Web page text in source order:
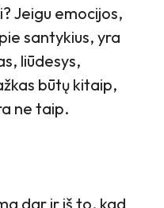
Jeigu emocijos,
santykius, yra
liūdesys,
būtų kitaip,
ne taip.
dar ir iš to, kad